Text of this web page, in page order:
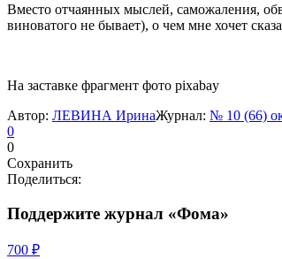
Вместо отчаянных мыслей, саможаления,
виноватого не бывает), о чем мне хочет
На заставке фрагмент фото pixabay
Автор: ЛЕВИНА ИринаЖурнал: № 10 (66)
0
0
Сохранить
Поделиться:
Поддержите журнал «Фома»
700 ₽